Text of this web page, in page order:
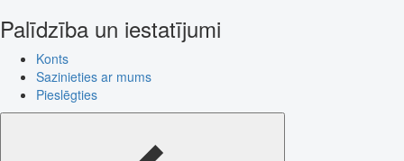
Palīdzība un iestatījumi
Konts
Sazinieties ar mums
Pieslēgties